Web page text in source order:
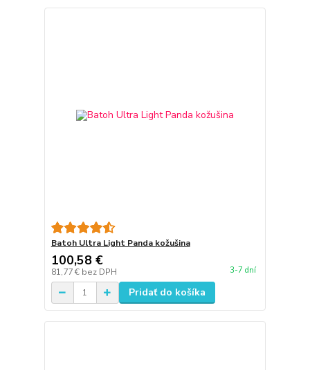
Batoh Ultra Light Panda kožušina
100,58 €
81,77 € bez DPH 3-7 dní
Pridať do košíka